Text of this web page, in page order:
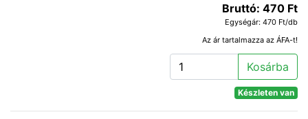
Bruttó: 470 Ft
Egységár: 470 Ft/db
Az ár tartalmazza az ÁFA-t!
Kosárba
Készleten van